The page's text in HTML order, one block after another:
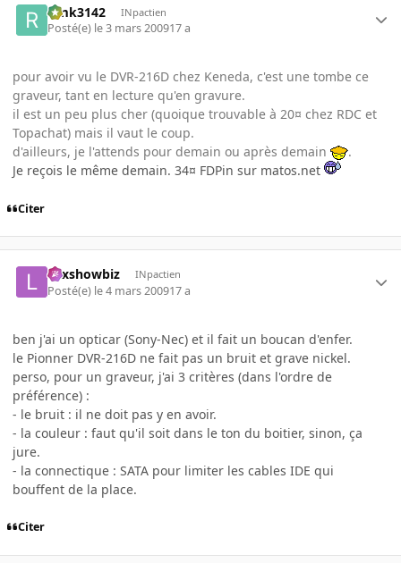
rimk3142 INpactien
Posté(e) le 3 mars 200917 a
pour avoir vu le DVR-216D chez Keneda, c'est une tombe ce
graveur, tant en lecture qu'en gravure.
il est un peu plus cher (quoique trouvable à 20¤ chez RDC et
Topachat) mais il vaut le coup.
d'ailleurs, je l'attends pour demain ou après demain
.
Je reçois le même demain. 34¤ FDPin sur matos.net
Citer
Lexshowbiz INpactien
Posté(e) le 4 mars 200917 a
ben j'ai un opticar (Sony-Nec) et il fait un boucan d'enfer.
le Pionner DVR-216D ne fait pas un bruit et grave nickel.
perso, pour un graveur, j'ai 3 critères (dans l'ordre de
préférence) :
- le bruit : il ne doit pas y en avoir.
- la couleur : faut qu'il soit dans le ton du boitier, sinon, ça
jure.
- la connectique : SATA pour limiter les cables IDE qui
bouffent de la place.
Citer